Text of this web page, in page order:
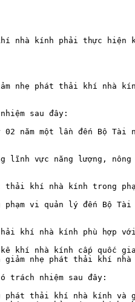
nhà kính phải thực hiện
nhẹ phát thải khí
sau đây:
một lần đến Bộ Tài
lĩnh vực năng lượng,
thải khí nhà kính trong
vi quản lý đến Bộ
khí nhà kính phù hợp
nhà kính cấp quốc
nhẹ phát thải khí
trách nhiệm sau đây:
thải khí nhà kính và